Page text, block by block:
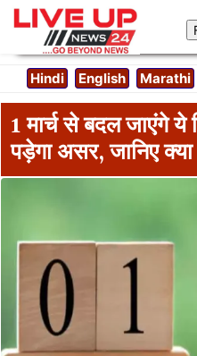
Hindi English Marathi
1 मार्च से बदल जाएंगे
पड़ेगा असर, जानिए क्या